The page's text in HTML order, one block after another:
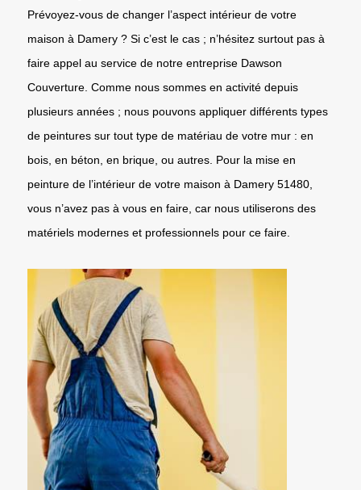
Prévoyez-vous de changer l’aspect intérieur de votre
maison à Damery ? Si c’est le cas ; n’hésitez surtout pas à
faire appel au service de notre entreprise Dawson
Couverture. Comme nous sommes en activité depuis
plusieurs années ; nous pouvons appliquer différents types
de peintures sur tout type de matériau de votre mur : en
bois, en béton, en brique, ou autres. Pour la mise en
peinture de l’intérieur de votre maison à Damery 51480,
vous n’avez pas à vous en faire, car nous utiliserons des
matériels modernes et professionnels pour ce faire.